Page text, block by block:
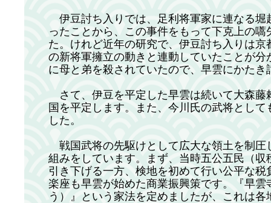
伊豆討ち入りでは、足利将軍家に連なる堀
ったことから、この事件をもって下克上の
た。けれど近年の研究で、伊豆討ち入りは
の新将軍擁立の動きと連動していたことが
に母と弟を殺されていたので、早雲にかた
さて、伊豆を平定した早雲は続いて大森藤
国を平定します。また、今川氏の武将とし
した。
戦国武将の先駆けとして広大な領土を制圧
組みをしています。まず、当時五公五民（
引き下げる一方、検地を初めて行い公平な
楽座も早雲が始めた商業振興策です。『早
う）』という家法を定めましたが、これは